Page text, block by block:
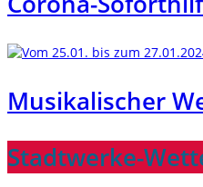
Musikalischer
Stadtwerke-